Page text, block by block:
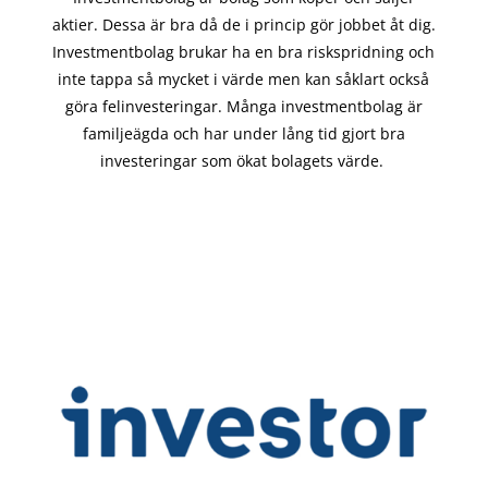
aktier. Dessa är bra då de i princip görjobbet åt dig.
Investmentbolag brukar ha en bra riskspridning och
inte tappa så mycket i värde men kan såklart också
göra felinvesteringar. Många investmentbolag är
familjeägda och har under lång tid gjort bra
investeringar som ökat bolagets värde.